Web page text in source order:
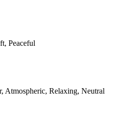
Peaceful
Atmospheric, Relaxing, Neutral